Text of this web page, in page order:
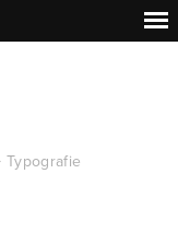
Typografie